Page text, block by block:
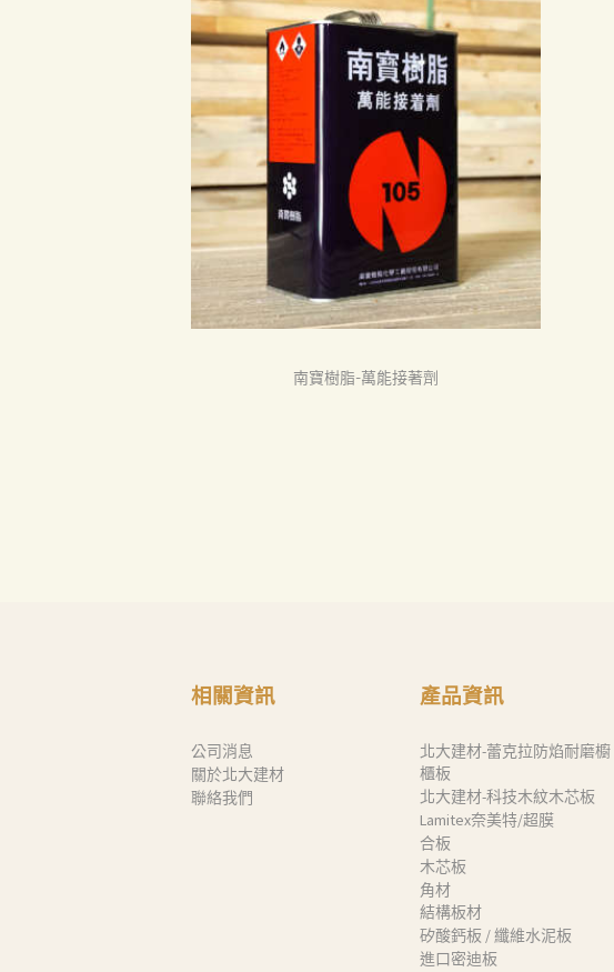
南寶樹脂-萬能接著劑
相關資訊
公司消息
關於北大建材
聯絡我們
產品資訊
北大建材-蕾克拉防焰耐磨櫥
櫃板
北大建材-科技木紋木芯板
Lamitex奈美特/超膜
合板
木芯板
角材
結構板材
矽酸鈣板 / 纖維水泥板
進口密迪板